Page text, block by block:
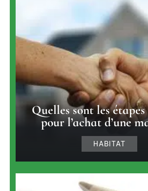
Quelles sont les
pour l’achat d’une
HABITAT